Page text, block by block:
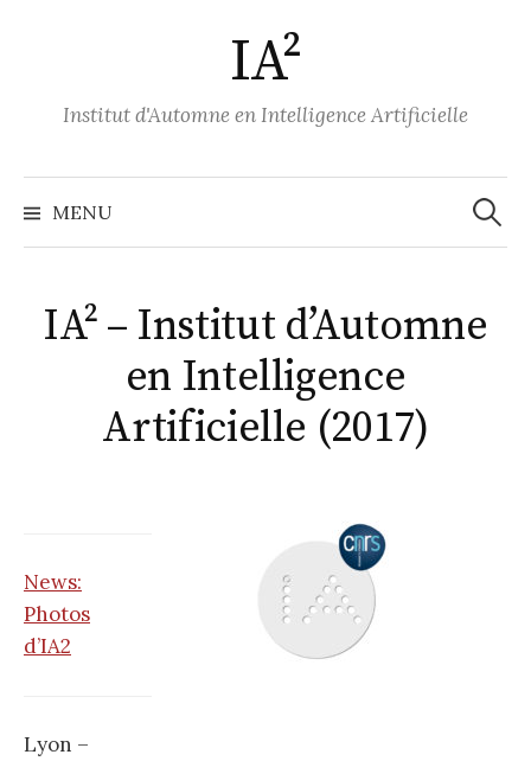
a
u
IA²
Institut d'Automne en Intelligence Artificielle
MENU R
IA² – Institut d’Automne
en Intelligence
Artificielle (2017)
News:
Photos
d’IA2
Lyon –